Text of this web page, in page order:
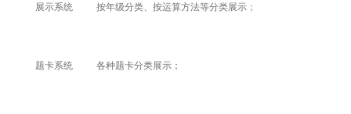
展示系统 按年级分类、按运算方法等分类展示；
题卡系统 各种题卡分类展示；